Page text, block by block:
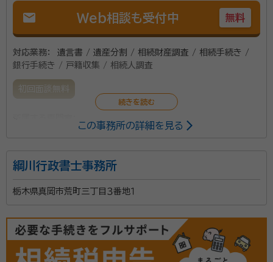
mail Web相談も受付中 無料
対応業務：
遺言書 / 遺産分割 / 相続財産調査 / 相続手続き /
銀行手続き / 戸籍収集 / 相続人調査
初回面談無料
資格等：行政書士
この事務所の詳細を見る
綱川行政書士事務所
栃木県真岡市荒町三丁目３番地１